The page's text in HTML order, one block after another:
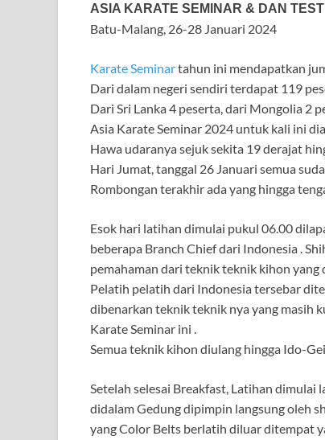
e
o
o
k
itt
er
at
A
p
p
e
a
m
e ar
ASIA KARATE SEMINAR & DAN
Batu-Malang, 26-28 Januari 2024
Karate Seminartahun ini mendapatkan
Dari dalam negeri sendiri terdapat 119
Dari Sri Lanka 4 peserta, dari Mongolia 2
Asia Karate Seminar 2024 untuk kali ini
Hawa udaranya sejuk sekita 19 derajat
Hari Jumat, tanggal 26 Januari semua
Rombongan terakhir ada yang hingga
Esok hari latihan dimulai pukul 06.00
beberapa Branch Chief dari Indonesia .
pemahaman dari teknik teknik kihon yang
Pelatih pelatih dari Indonesia tersebar
dibenarkan teknik teknik nya yang masih
Karate Seminar ini .
Semua teknik kihon diulang hingga Ido-
Setelah selesai Breakfast, Latihan dimulai
didalam Gedung dipimpin langsung oleh
yang Color Belts berlatih diluar ditempat